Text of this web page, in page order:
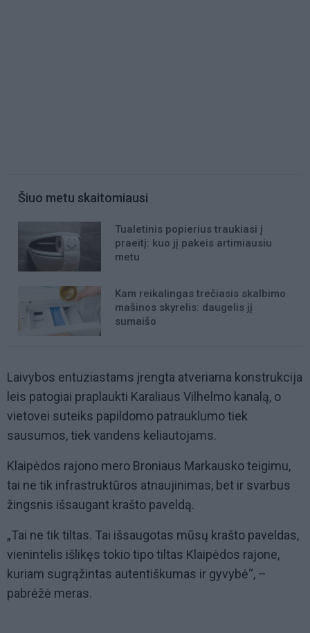
Šiuo metu skaitomiausi
Tualetinis popierius traukiasi į
praeitį: kuo jį pakeis artimiausiu
metu
Kam reikalingas trečiasis skalbimo
mašinos skyrelis: daugelis jį
sumaišo
Laivybos entuziastams įrengta atveriama konstrukcija
leis patogiai praplaukti Karaliaus Vilhelmo kanalą, o
vietovei suteiks papildomo patrauklumo tiek
sausumos, tiek vandens keliautojams.
Klaipėdos rajono mero Broniaus Markausko teigimu,
tai ne tik infrastruktūros atnaujinimas, bet ir svarbus
žingsnis išsaugant krašto paveldą.
„Tai ne tik tiltas. Tai išsaugotas mūsų krašto paveldas,
vienintelis išlikęs tokio tipo tiltas Klaipėdos rajone,
kuriam sugrąžintas autentiškumas ir gyvybė“, –
pabrėžė meras.